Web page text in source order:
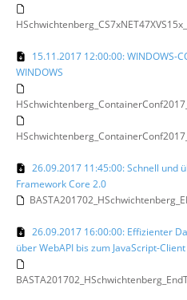
15.11.2017 12:00:00: WINDOWS-
WINDOWS
26.09.2017 11:45:00: Schnell und
Framework Core 2.0
26.09.2017 16:00:00: Effizienter
über WebAPI bis zum JavaScript-Client